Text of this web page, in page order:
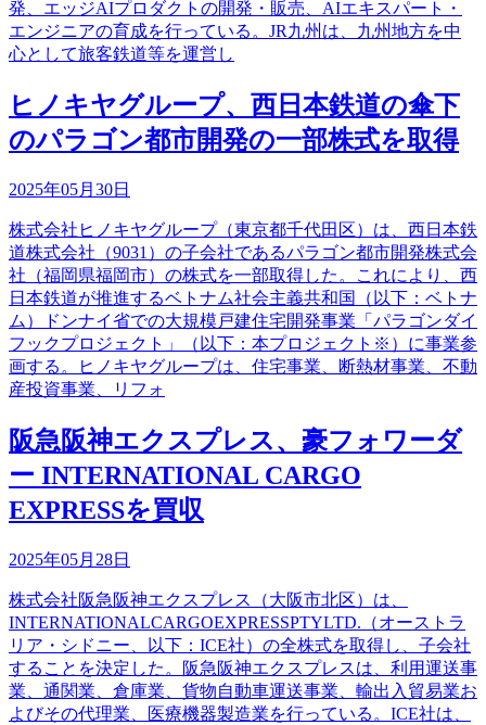
発、エッジAIプロダクトの開発・販売、AIエキスパート・
エンジニアの育成を行っている。JR九州は、九州地方を中
心として旅客鉄道等を運営し
ヒノキヤグループ、西日本鉄道の傘下
のパラゴン都市開発の一部株式を取得
2025年05月30日
株式会社ヒノキヤグループ（東京都千代田区）は、西日本鉄
道株式会社（9031）の子会社であるパラゴン都市開発株式会
社（福岡県福岡市）の株式を一部取得した。これにより、西
日本鉄道が推進するベトナム社会主義共和国（以下：ベトナ
ム）ドンナイ省での大規模戸建住宅開発事業「パラゴンダイ
フックプロジェクト」（以下：本プロジェクト※）に事業参
画する。ヒノキヤグループは、住宅事業、断熱材事業、不動
産投資事業、リフォ
阪急阪神エクスプレス、豪フォワーダ
ー INTERNATIONAL CARGO
EXPRESSを買収
2025年05月28日
株式会社阪急阪神エクスプレス（大阪市北区）は、
INTERNATIONALCARGOEXPRESSPTYLTD.（オーストラ
リア・シドニー、以下：ICE社）の全株式を取得し、子会社
することを決定した。阪急阪神エクスプレスは、利用運送事
業、通関業、倉庫業、貨物自動車運送事業、輸出入貿易業お
よびその代理業、医療機器製造業を行っている。ICE社は、